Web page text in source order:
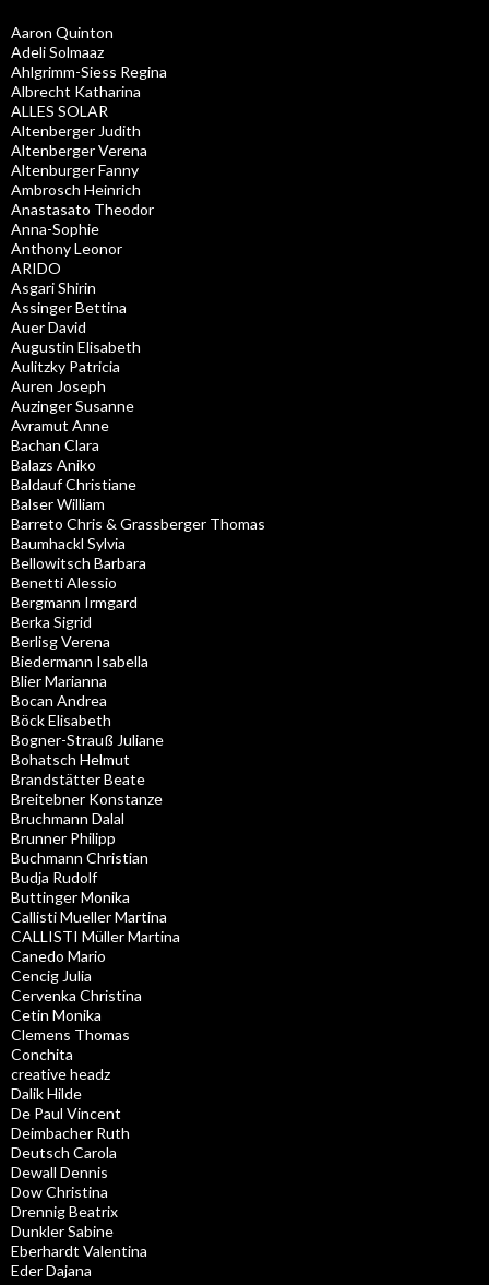
Aaron Quinton
Adeli Solmaaz
Ahlgrimm-Siess Regina
Albrecht Katharina
ALLES SOLAR
Altenberger Judith
Altenberger Verena
Altenburger Fanny
Ambrosch Heinrich
Anastasato Theodor
Anna-Sophie
Anthony Leonor
ARIDO
Asgari Shirin
Assinger Bettina
Auer David
Augustin Elisabeth
Aulitzky Patricia
Auren Joseph
Auzinger Susanne
Avramut Anne
Bachan Clara
Balazs Aniko
Baldauf Christiane
Balser William
Barreto Chris & Grassberger Thomas
Baumhackl Sylvia
Bellowitsch Barbara
Benetti Alessio
Bergmann Irmgard
Berka Sigrid
Berlisg Verena
Biedermann Isabella
Blier Marianna
Bocan Andrea
Böck Elisabeth
Bogner-Strauß Juliane
Bohatsch Helmut
Brandstätter Beate
Breitebner Konstanze
Bruchmann Dalal
Brunner Philipp
Buchmann Christian
Budja Rudolf
Buttinger Monika
Callisti Mueller Martina
CALLISTI Müller Martina
Canedo Mario
Cencig Julia
Cervenka Christina
Cetin Monika
Clemens Thomas
Conchita
creative headz
Dalik Hilde
De Paul Vincent
Deimbacher Ruth
Deutsch Carola
Dewall Dennis
Dow Christina
Drennig Beatrix
Dunkler Sabine
Eberhardt Valentina
Eder Dajana